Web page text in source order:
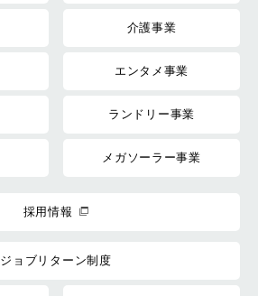
介護事業
エンタメ事業
ランドリー事業
メガソーラー事業
採用情報
ジョブリターン制度